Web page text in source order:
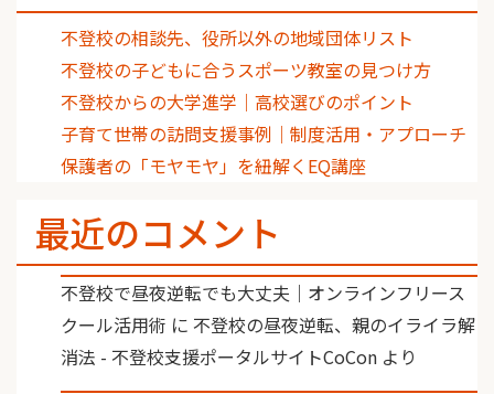
不登校の相談先、役所以外の地域団体リスト
不登校の子どもに合うスポーツ教室の見つけ方
不登校からの大学進学｜高校選びのポイント
子育て世帯の訪問支援事例｜制度活用・アプローチ
保護者の「モヤモヤ」を紐解くEQ講座
最近のコメント
不登校で昼夜逆転でも大丈夫｜オンラインフリース
クール活用術 に 不登校の昼夜逆転、親のイライラ解
消法 - 不登校支援ポータルサイトCoCon より